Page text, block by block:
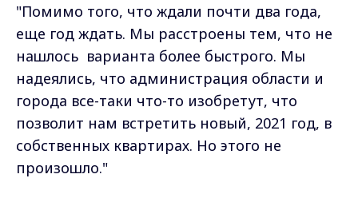
"Помимо того, что ждали почти два года,
еще год ждать. Мы расстроены тем, что не
нашлось варианта более быстрого. Мы
надеялись, что администрация области и
города все-таки что-то изобретут, что
позволит нам встретить новый, 2021 год, в
собственных квартирах. Но этого не
произошло."